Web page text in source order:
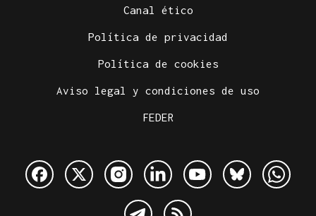
Canal ético
Política de privacidad
Política de cookies
Aviso legal y condiciones de uso
FEDER